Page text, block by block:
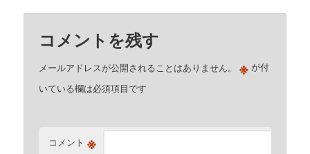
コメントを残す
メールアドレスが公開されることはありません。 ※ が付
いている欄は必須項目です
コメント ※